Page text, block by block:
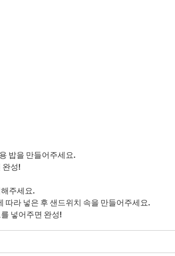
밥을 만들어주세요.
완성!
주세요.
따라 넣은 후 샌드위치 속을 만들어주세요.
넣어주면 완성!